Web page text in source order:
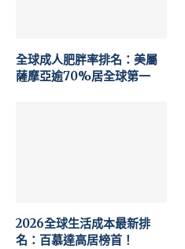
全球成人肥胖率排名：美屬
薩摩亞逾70%居全球第一
2026全球生活成本最新排
名：百慕達高居榜首！